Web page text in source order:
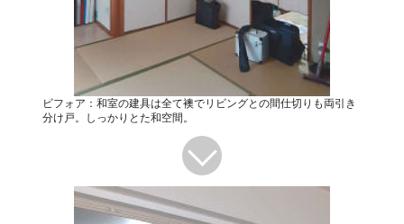
ビフォア：和室の建具は全て襖でリビングとの間仕切りも両引き
分け戸。しっかりとた和空間。